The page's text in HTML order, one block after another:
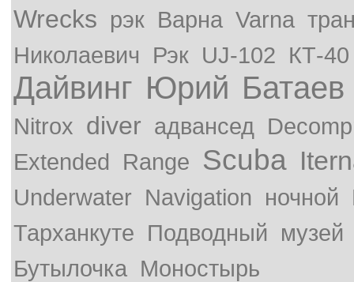
Wrecks рэк Варна Varna
Николаевич
Рэк UJ-102 КТ-40
Дайвинг Юрий Батаев
Nitrox diver адвансед
Extended
Range Scuba
Underwater Navigation ночной
Тарханкуте Подводный
музей
Бутылочка Моностырь